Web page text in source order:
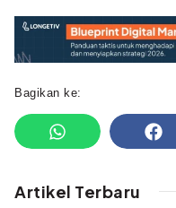
Bagikan ke:
Artikel Terbaru